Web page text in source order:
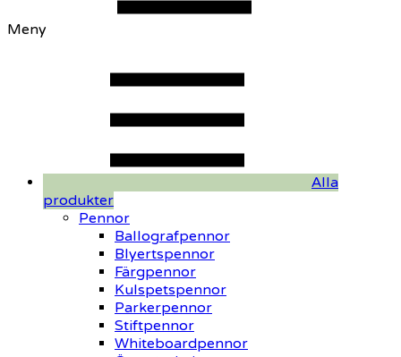
Meny
Alla
produkter
Pennor
Ballografpennor
Blyertspennor
Färgpennor
Kulspetspennor
Parkerpennor
Stiftpennor
Whiteboardpennor